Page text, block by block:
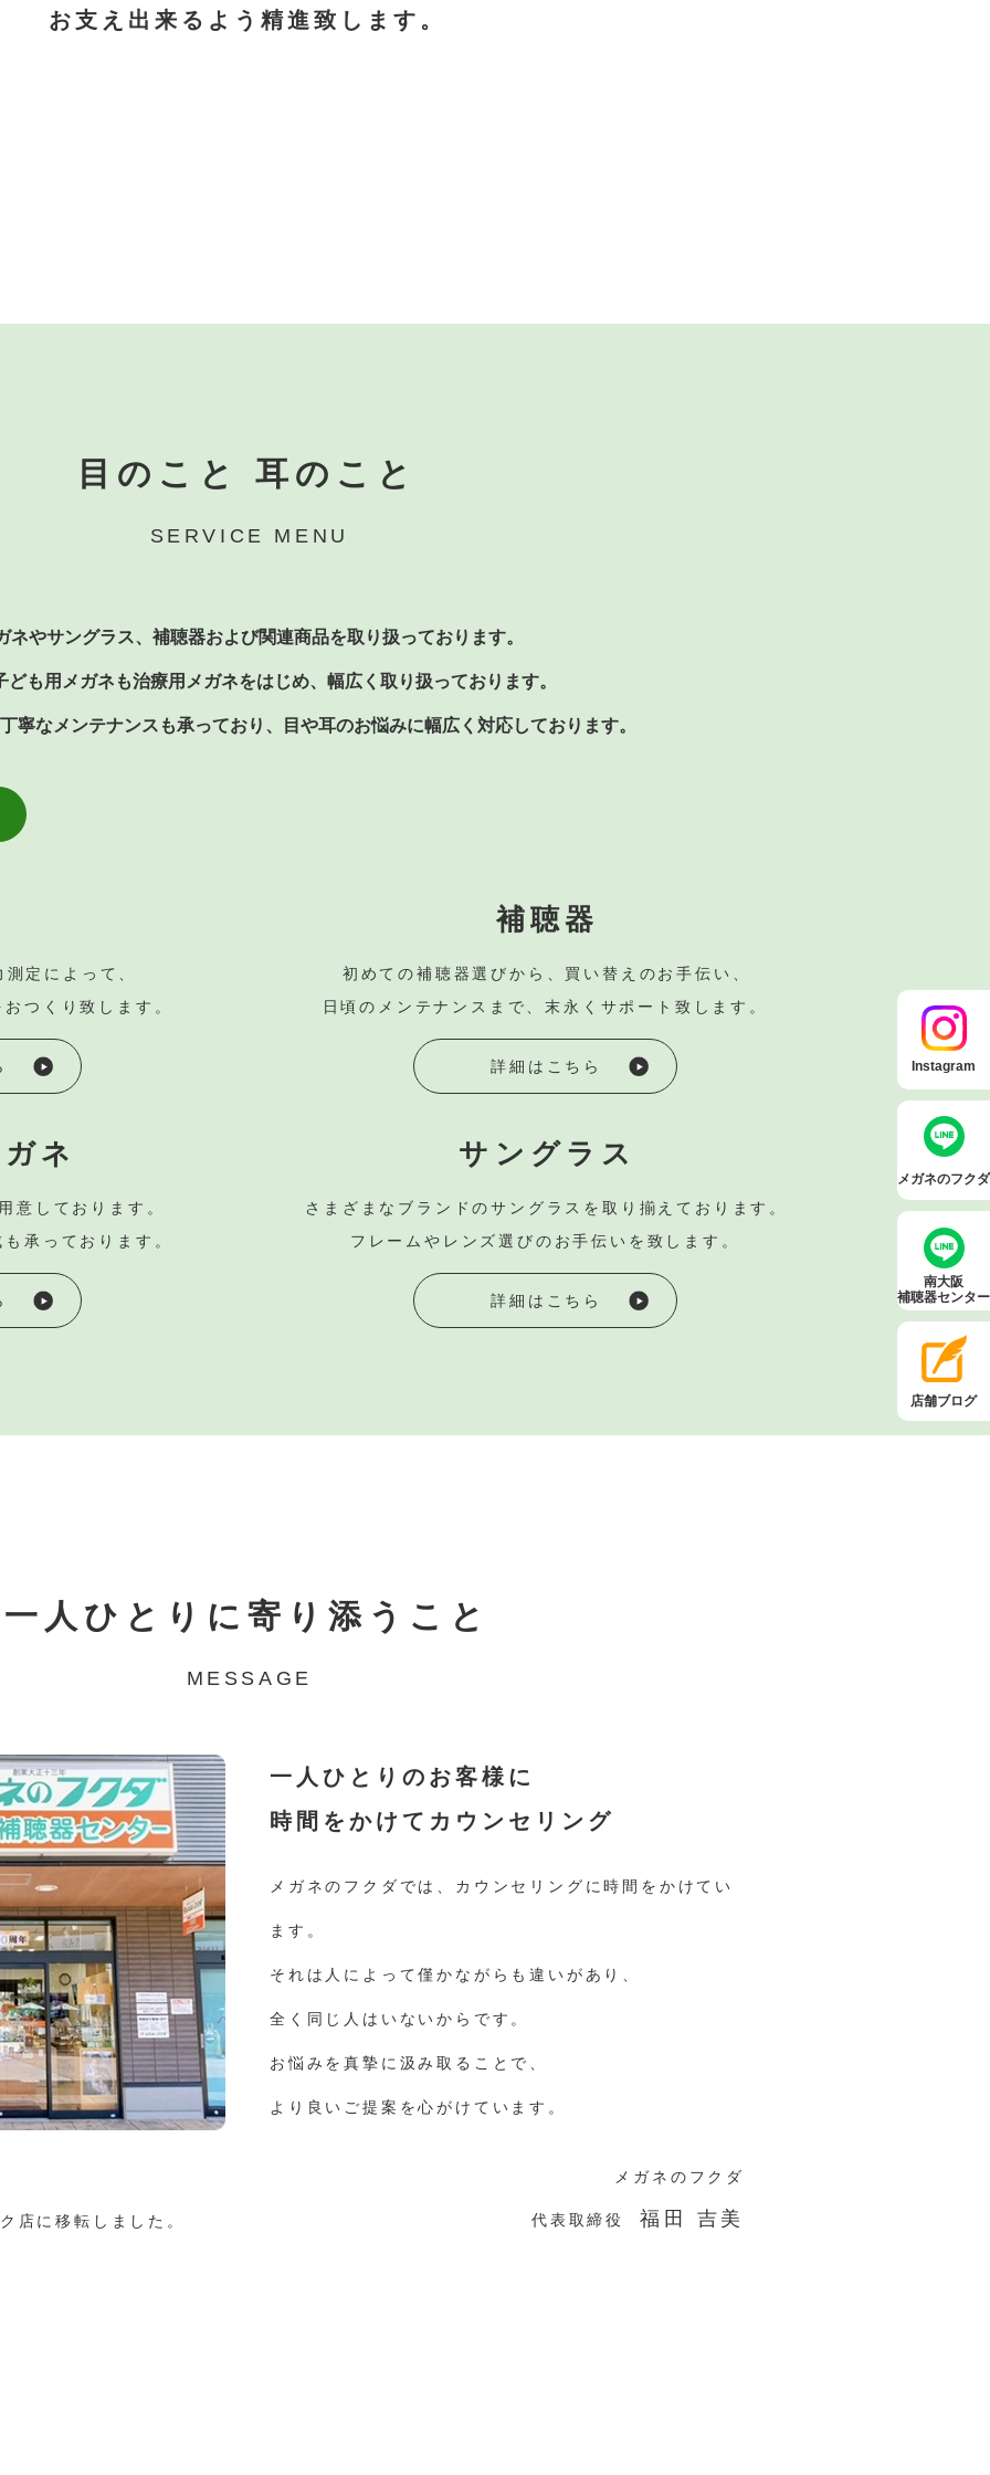
Instagram
メガネのフクダ
南大阪
補聴器センター
店舗ブログ
お支え出来るよう精進致します。
目のこと 耳のこと
ネやサングラス、補聴器および関連商品を取り扱っております。
ども用メガネも治療用メガネをはじめ、幅広く取り扱っております。
寧なメンテナンスも承っており、目や耳のお悩みに幅広く対応しております。
定によって、
つくり致します。
補聴器
初めての補聴器選びから、 買い替えのお手伝い、
日頃のメンテナンスまで、末永くサポート致します。
詳細はこちら
ネ
意しております。
承っております。
サングラス
さまざまなブランドのサングラスを取り揃えております。
フレームやレンズ選びの お手伝いを致します。
詳細はこちら
一人ひとりに寄り添うこと
一人ひとりのお客様に
時間をかけてカウンセリング
メガネのフクダでは、カウンセリングに時間をかけてい
ます。
それは人によって僅かながらも違いがあり、
全く同じ人はいないからです。
お悩みを真摯に汲み取ることで、
より良いご提案を心がけています。
メガネのフクダ
代表取締役 福田 吉美
店に移転しました。